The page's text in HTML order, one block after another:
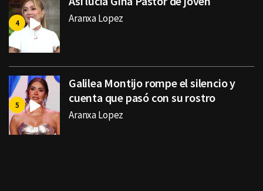
Aranxa Lopez
Galilea Montijo rompe el silencio y
cuenta que pasó con su rostro
Aranxa Lopez